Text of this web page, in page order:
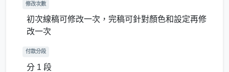
修改次數
初次線稿可修改一次，完稿可針對顏色和設定再修
改一次
付款分段
分 1 段